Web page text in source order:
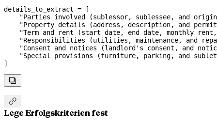
details_to_extract = [
"Parties involved (sublessor, sublessee, and
"Property details (address, description, and
"Term and rent (start date, end date, monthly
"Responsibilities (utilities, maintenance, and
"Consent and notices (landlord's consent, and
"Special provisions (furniture, parking, and
]


Lege Erfolgskriterien fest